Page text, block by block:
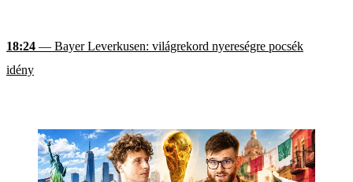
18:24 — Bayer Leverkusen: világrekord nyereségre pocsék
idény